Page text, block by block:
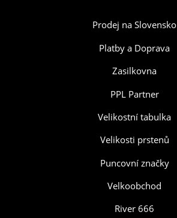
Prodej na Slovensko
Platby a Doprava
Zasilkovna
PPL Partner
Velikostní tabulka
Velikosti prstenů
Puncovní značky
Velkoobchod
River 666